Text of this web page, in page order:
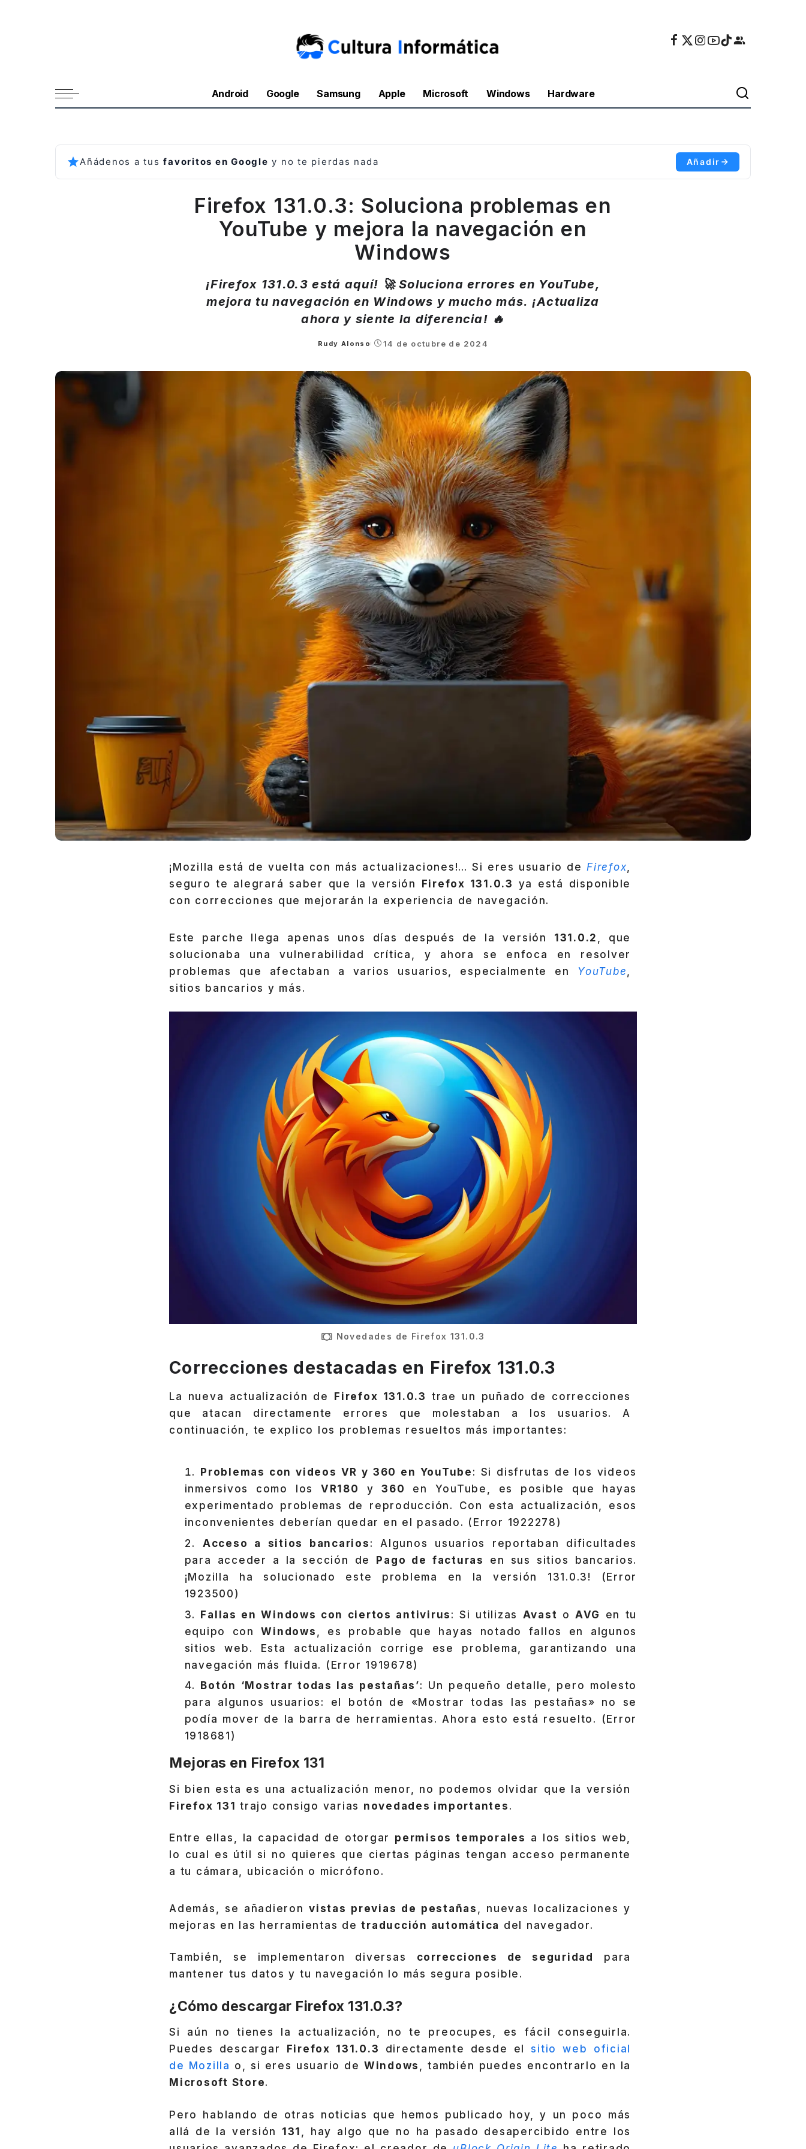
Android Google Samsung Apple Microsoft Windows Hardware
Añádenos a tusfavoritos en Google y no te pierdas nada Añadir
Firefox 131.0.3: Soluciona problemas en
YouTube y mejora la navegación en
Windows
¡Firefox 131.0.3 está aquí! 🚀 Soluciona errores en YouTube,
mejora tu navegación en Windows y mucho más. ¡Actualiza
ahora y siente la diferencia! 🔥
Posted
Rudy Alonso 14 de octubre de 2024
¡Mozilla está de vuelta con más actualizaciones!… Si eres usuario de Firefox,
seguro te alegrará saber que la versión
Firefox 131.0.3 ya está disponible
con correcciones que mejorarán la experiencia de navegación.
Este parche llega apenas unos días después de la versión 131.0.2
, que
solucionaba una vulnerabilidad crítica, y ahora se enfoca en resolver
problemas que afectaban a varios usuarios, especialmente en YouTube
sitios bancarios y más.
Novedades de Firefox 131.0.3
Correcciones destacadas en Firefox 131.0.3
La nueva actualización de Firefox 131.0.3 trae un puñado de correcciones
que atacan directamente errores que molestaban a los usuarios. A
continuación, te explico los problemas resueltos más importantes:
Problemas con videos VR y 360 en YouTube : Si disfrutas de los videos
inmersivos como los VR180 y360
en YouTube, es posible que hayas
experimentado problemas de reproducción. Con esta actualización, esos
inconvenientes deberían quedar en el pasado. (Error 1922278)
Acceso a sitios bancarios : Algunos usuarios reportaban dificultades
para acceder a la sección de Pago de facturas
en sus sitios bancarios.
¡Mozilla ha solucionado este problema en la versión 131.0.3! (Error
1923500)
Fallas en Windows con ciertos antivirus : Si utilizas Avast o AVG
en tu
equipo conWindows
, es probable que hayas notado fallos en algunos
sitios web. Esta actualización corrige ese problema, garantizando una
navegación más fluida. (Error 1919678)
Botón ‘Mostrar todas las pestañas’: Un pequeño detalle, pero molesto
para algunos usuarios: el botón de «Mostrar todas las pestañas» no se
podía mover de la barra de herramientas. Ahora esto está resuelto. (Error
1918681)
Mejoras en Firefox 131
Si bien esta es una actualización menor, no podemos olvidar que la versión
Firefox 131 trajo consigo varias novedades importantes .
Entre ellas, la capacidad de otorgar permisos temporales a los sitios web,
lo cual es útil si no quieres que ciertas páginas tengan acceso permanente
a tu cámara, ubicación o micrófono.
Además, se añadieronvistas previas de pestañas
, nuevas localizaciones y
mejoras en las herramientas detraducción automática del navegador.
También, se implementaron diversas correcciones de seguridad
para
mantener tus datos y tu navegación lo más segura posible.
¿Cómo descargar Firefox 131.0.3?
Si aún no tienes la actualización, no te preocupes, es fácil conseguirla.
Puedes descargar
Firefox 131.0.3 directamente desde elsitio web oficial
de Mozilla o, si eres usuario de Windows , también puedes encontrarlo en la
Microsoft Store.
Pero hablando de otras noticias que hemos publicado hoy, y un poco más
allá de la versión 131
, hay algo que no ha pasado desapercibido entre los